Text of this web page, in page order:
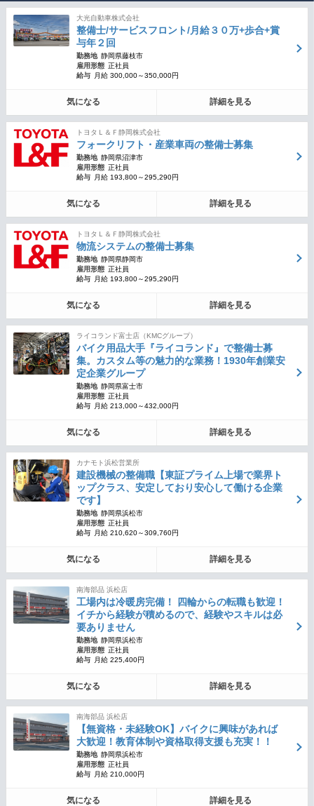
大光自動車株式会社
整備士/サービスフロント/月給３０万+歩合+賞
与年２回
勤務地 静岡県藤枝市
雇用形態 正社員
給与
月給 300,000～350,000円
気になる 詳細を見る
トヨタＬ＆Ｆ静岡株式会社
フォークリフト・産業車両の整備士募集
勤務地 静岡県沼津市
雇用形態 正社員
給与
月給 193,800～295,290円
気になる 詳細を見る
トヨタＬ＆Ｆ静岡株式会社
物流システムの整備士募集
勤務地 静岡県静岡市
雇用形態 正社員
給与
月給 193,800～295,290円
気になる 詳細を見る
ライコランド富士店（KMCグループ）
バイク用品大手『ライコランド』で整備士募
集。カスタム等の魅力的な業務！1930年創業安
定企業グループ
勤務地 静岡県富士市
雇用形態 正社員
給与
月給 213,000～432,000円
気になる 詳細を見る
カナモト浜松営業所
建設機械の整備職【東証プライム上場で業界ト
ップクラス、安定しており安心して働ける企業
です】
勤務地 静岡県浜松市
雇用形態 正社員
給与
月給 210,620～309,760円
気になる 詳細を見る
南海部品 浜松店
工場内は冷暖房完備！ 四輪からの転職も歓迎！
イチから経験が積めるので、経験やスキルは必
要ありません
勤務地 静岡県浜松市
雇用形態 正社員
給与
月給 225,400円
気になる 詳細を見る
南海部品 浜松店
【無資格・未経験OK】バイクに興味があれば
大歓迎！教育体制や資格取得支援も充実！！
勤務地 静岡県浜松市
雇用形態 正社員
給与
月給 210,000円
気になる 詳細を見る